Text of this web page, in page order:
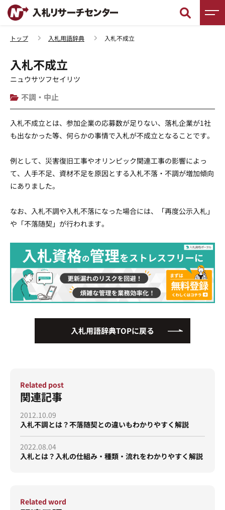
調査レポート
入札徹底ガイド
入札用語辞典
入札無料相談
運営会社 プライバシーポリシー
トップ 入札用語辞典 入札不成立
入札不成立
ニュウサツフセイリツ
不調・中止
入札不成立とは、参加企業の応募数が足りない、落札企業が1社
も出なかった等、何らかの事情で入札が不成立となることです。
例として、災害復旧工事やオリンピック関連工事の影響によっ
て、人手不足、資材不足を原因とする入札不落・不調が増加傾向
にありました。
なお、入札不調や入札不落になった場合には、「再度公示入札」
や「不落随契」が行われます。
入札用語辞典TOPに戻る
Related post
関連記事
2012.10.09
入札不調とは？不落随契との違いもわかりやすく解説
2022.08.04
入札とは？入札の仕組み・種類・流れをわかりやすく解説
Related word